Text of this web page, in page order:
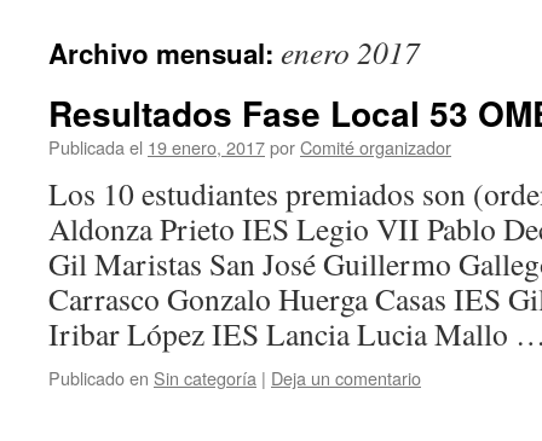
Archivo mensual: enero 2017
Resultados Fase Local 53
Publicada el 19 enero, 2017porComité organizador
Los 10 estudiantes premiados son
Aldonza Prieto IES Legio VII Pablo
Gil Maristas San José Guillermo
Carrasco Gonzalo Huerga Casas IES
Iribar López IES Lancia Lucia Mallo
Publicado en Sin categoría | Deja un comentario